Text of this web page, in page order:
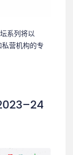
系列将以
营机构的专